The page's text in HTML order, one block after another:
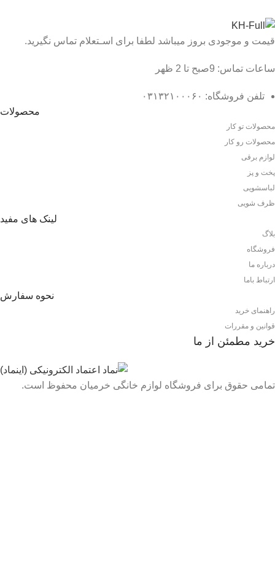
قیمت و موجودی بروز میباشد لطفا برای اسـتعلام تماس نگیرید.
ساعات تماس: 9صبح تا 2 ظهر
تلفن فروشگاه: ۰۳۱۳۲۱۰۰۰۶۰
محصولات
محصولات تو کار
محصولات رو کار
لوازم برقی
پخت و پز
لباسشویی
ظرف شویی
لینک های مفید
بلاگ
فروشگاه
درباره ما
ارتباط باما
نحوه سفارش
راهنمای خرید
قوانین و مقررات
خرید مطمئن از ما
تمامی حقوق برای فروشگاه لوازم خانگی خرمیان محفوظ است.